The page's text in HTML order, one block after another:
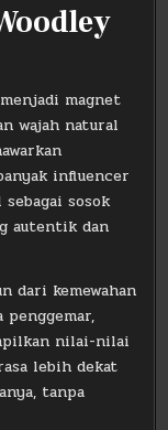
magnet
wajah natural
influencer
sosok
autentik dan
dari kemewahan
penggemar,
nilai-nilai
lebih dekat
tanpa